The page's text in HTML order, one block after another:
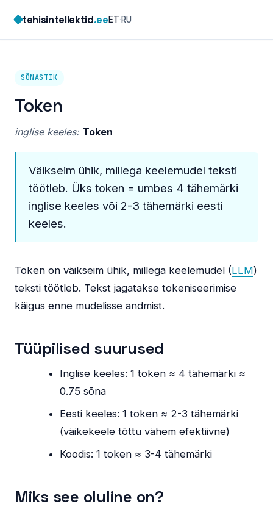
content
tehisintellektid.eeET·RU
SÕNASTIK
Token
inglise keeles: Token
Väikseim ühik, millega keelemudel teksti
töötleb. Üks token = umbes 4 tähemärki
inglise keeles või 2-3 tähemärki eesti
keeles.
Token on väikseim ühik, millega keelemudel (LLM)
teksti töötleb. Tekst jagatakse tokeniseerimise
käigus enne mudelisse andmist.
Tüüpilised suurused
Inglise keeles: 1 token ≈ 4 tähemärki ≈
0.75 sõna
Eesti keeles: 1 token ≈ 2-3 tähemärki
(väikekeele tõttu vähem efektiivne)
Koodis: 1 token ≈ 3-4 tähemärki
Miks see oluline on?